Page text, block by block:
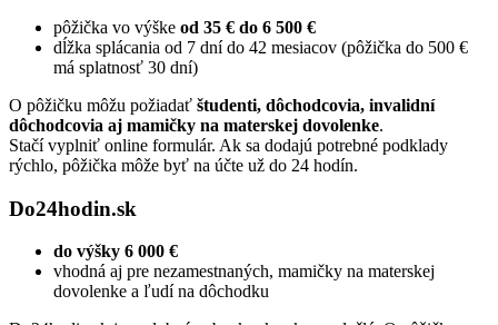
pôžička vo výške od 35 € do 6 500 €
dĺžka splácania od 7 dní do 42 mesiacov (pôžička do 500 €
má splatnosť 30 dní)
O pôžičku môžu požiadať študenti, dôchodcovia, invalidní
dôchodcovia aj mamičky na materskej dovolenke.
Stačí vyplniť online formulár. Ak sa dodajú potrebné podklady
rýchlo, pôžička môže byť na účte už do 24 hodín.
Do24hodin.sk
do výšky 6 000 €
vhodná aj pre nezamestnaných, mamičky na materskej
dovolenke a ľudí na dôchodku